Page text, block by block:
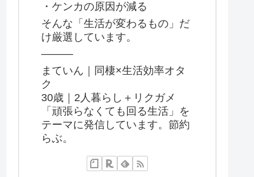
・ケンカの原因が減る
そんな「生活が変わるもの」だ
け厳選しています。
———
まていん｜同棲×生活効率オタ
ク
30歳｜2人暮らし＋リクガメ
「頑張らなくても回る生活」を
テーマに発信しています。節約
らぶ。